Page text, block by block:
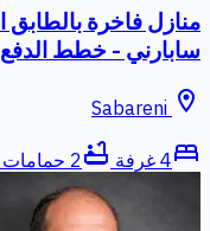
سابارني - خطط الدفع
location_on
bed4 غرفة bathtub 2 حمامات